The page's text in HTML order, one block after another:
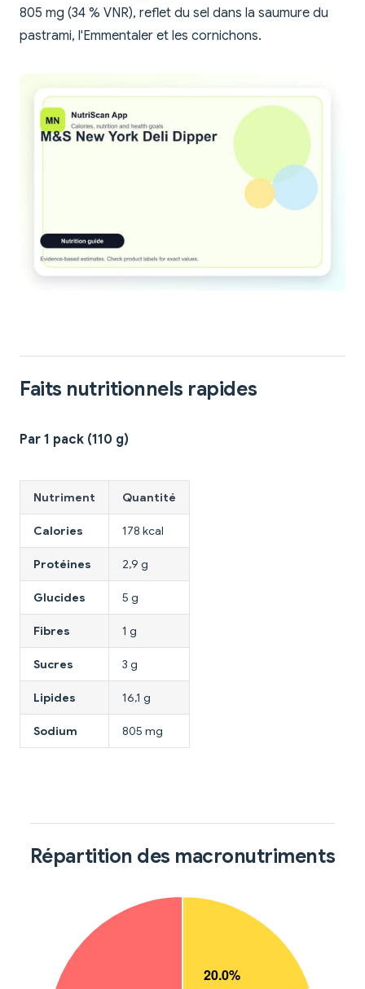
805 mg (34 % VNR), reflet du sel dans la saumure du
pastrami, l'Emmentaler et les cornichons.
Faits nutritionnels rapides
Par 1 pack (110 g)
Nutriment Quantité
Calories 178 kcal
Protéines 2,9 g
Glucides 5 g
Fibres 1 g
Sucres 3 g
Lipides 16,1 g
Sodium 805 mg
Répartition des macronutriments